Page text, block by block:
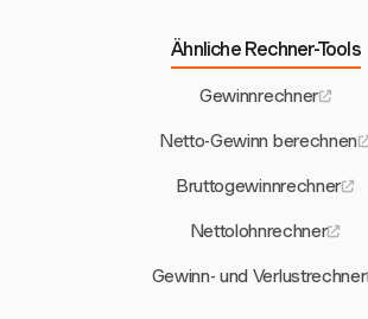
Ähnliche Rechner-Tools
Gewinnrechner
Netto-Gewinn berechnen
Bruttogewinnrechner
Nettolohnrechner
Gewinn- und Verlustrechner